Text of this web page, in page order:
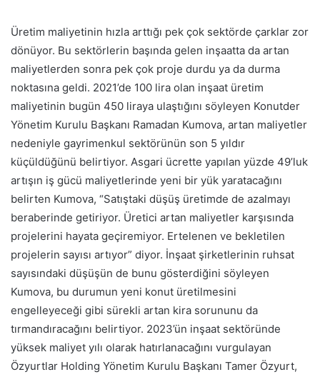
Üretim maliyetinin hızla arttığı pek çok sektörde çarklar zor
dönüyor. Bu sektörlerin başında gelen inşaatta da artan
maliyetlerden sonra pek çok proje durdu ya da durma
noktasına geldi. 2021’de 100 lira olan inşaat üretim
maliyetinin bugün 450 liraya ulaştığını söyleyen Konutder
Yönetim Kurulu Başkanı Ramadan Kumova, artan maliyetler
nedeniyle gayrimenkul sektörünün son 5 yıldır
küçüldüğünü belirtiyor. Asgari ücrette yapılan yüzde 49’luk
artışın iş gücü maliyetlerinde yeni bir yük yaratacağını
belirten Kumova, “Satıştaki düşüş üretimde de azalmayı
beraberinde getiriyor. Üretici artan maliyetler karşısında
projelerini hayata geçiremiyor. Ertelenen ve bekletilen
projelerin sayısı artıyor” diyor. İnşaat şirketlerinin ruhsat
sayısındaki düşüşün de bunu gösterdiğini söyleyen
Kumova, bu durumun yeni konut üretilmesini
engelleyeceği gibi sürekli artan kira sorununu da
tırmandıracağını belirtiyor. 2023’ün inşaat sektöründe
yüksek maliyet yılı olarak hatırlanacağını vurgulayan
Özyurtlar Holding Yönetim Kurulu Başkanı Tamer Özyurt,